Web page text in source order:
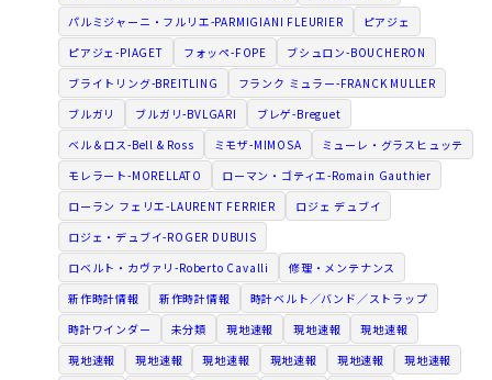
パルミジャーニ・フルリエ-PARMIGIANI FLEURIER
ピアジェ
ピアジェ-PIAGET
フォッペ-FOPE
ブシュロン-BOUCHERON
ブライトリング-BREITLING
フランク ミュラー-FRANCK MULLER
ブルガリ
ブルガリ-BVLGARI
ブレゲ-Breguet
ベル＆ロス-Bell & Ross
ミモザ-MIMOSA
ミューレ・グラスヒュッテ
モレラート-MORELLATO
ローマン・ゴティエ-Romain Gauthier
ローラン フェリエ-LAURENT FERRIER
ロジェ デュブイ
ロジェ・デュブイ-ROGER DUBUIS
ロベルト・カヴァリ-Roberto Cavalli
修理・メンテナンス
新作時計情報
新作時計情報
時計ベルト／バンド／ストラップ
時計ワインダー
未分類 現地速報 現地速報
現地速報
現地速報
現地速報 現地速報 現地速報 現地速報 現地速報